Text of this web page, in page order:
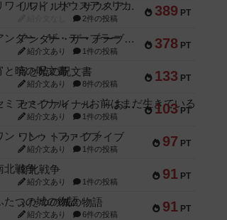
389 PT
リワイルド：サウスアメリカ
2件の投稿
378 PT
アンダー・ザ・テーブラー
紹介文あり 1件の投稿
133 PT
宵と暁の呪文書
紹介文あり 8件の投稿
103 PT
セミファイナル ～お前はまだ生きている～
紹介文あり 1件の投稿
97 PT
ワン・トゥ・ファイブ
紹介文あり 1件の投稿
91 PT
南北戦争
紹介文あり 1件の投稿
91 PT
ふたつの城の物語
紹介文あり 6件の投稿